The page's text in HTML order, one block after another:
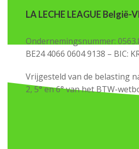
LA LECHE LEAGUE
Ondernemingsnummer:
BE24 4066 0604 9138 – BIC:
Vrijgesteld van de belasting
2, 5° en 6° van het BTW-